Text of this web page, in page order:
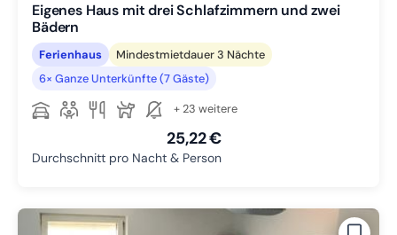
Eigenes Haus mit drei Schlafzimmern und zwei
Bädern
Ferienhaus
Mindestmietdauer 3 Nächte
6× Ganze Unterkünfte (7 Gäste)
+ 23 weitere
25,22 €
Durchschnitt pro Nacht & Person